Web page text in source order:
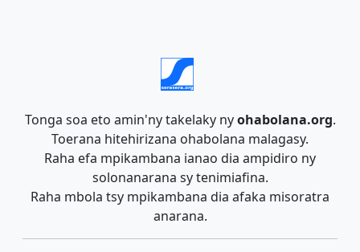
Tonga soa eto amin'ny takelaky nyohabolana.org.
Toerana hitehirizana ohabolana malagasy.
Raha efa mpikambana ianao dia ampidiro ny
solonanarana sy tenimiafina.
Raha mbola tsy mpikambana dia afaka misoratra
anarana.